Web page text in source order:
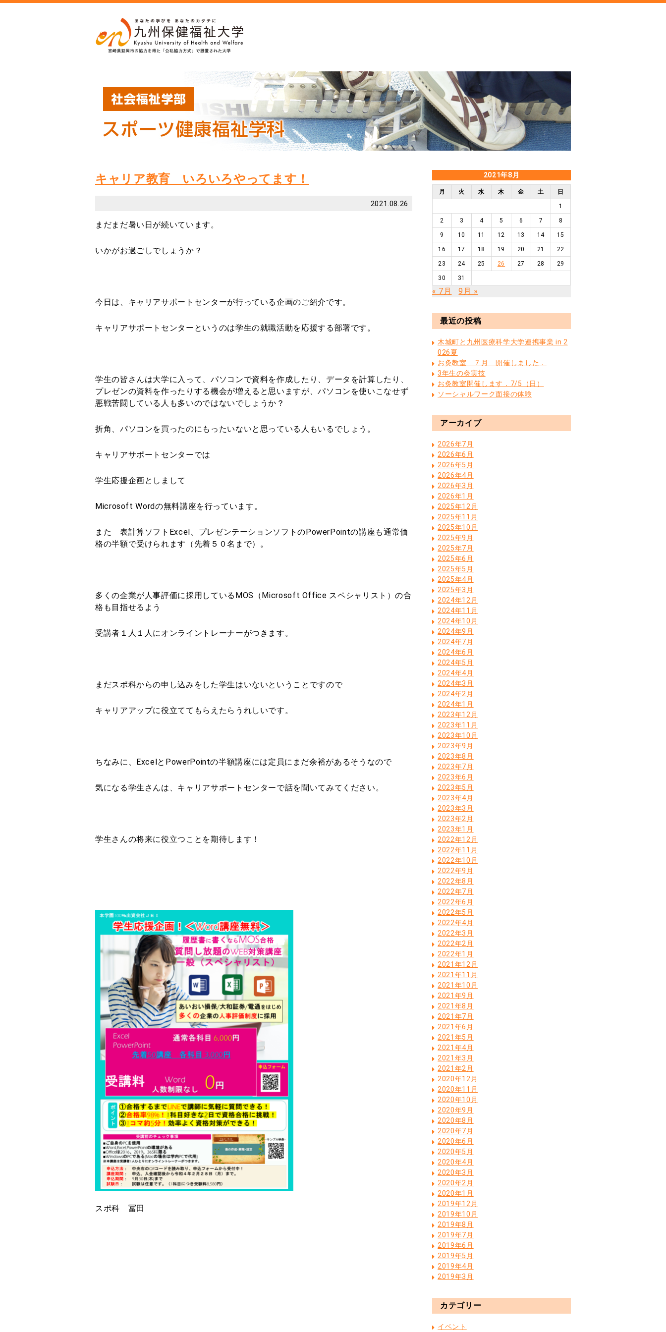
キャリア教育 いろいろやってます！
2021.08.26
まだまだ暑い日が続いています。
いかがお過ごしでしょうか？
今日は、キャリアサポートセンターが行っている企画のご紹介です。
キャリアサポートセンターというのは学生の就職活動を応援する部署です。
学生の皆さんは大学に入って、パソコンで資料を作成したり、データを計算したり、
プレゼンの資料を作ったりする機会が増えると思いますが、パソコンを使いこなせず
悪戦苦闘している人も多いのではないでしょうか？
折角、パソコンを買ったのにもったいないと思っている人もいるでしょう。
キャリアサポートセンターでは
学生応援企画としまして
Microsoft Wordの無料講座を行っています。
また 表計算ソフトExcel、プレゼンテーションソフトのPowerPointの講座も通常価
格の半額で受けられます（先着５０名まで）。
多くの企業が人事評価に採用しているMOS（Microsoft Office スペシャリスト）の合
格も目指せるよう
受講者１人１人にオンライントレーナーがつきます。
まだスポ科からの申し込みをした学生はいないということですので
キャリアアップに役立ててもらえたらうれしいです。
ちなみに、ExcelとPowerPointの半額講座には定員にまだ余裕があるそうなので
気になる学生さんは、キャリアサポートセンターで話を聞いてみてください。
学生さんの将来に役立つことを期待します！
スポ科 冨田
2021年8月
月 火 水 木 金 土 日
1
2 3 4 5 6 7 8
9 10 11 12 13 14 15
16 17 18 19 20 21 22
23 24 25 26 27 28 29
30 31
« 7月 9月 »
最近の投稿
木城町と九州医療科学大学連携事業 in 2
026夏
お灸教室 ７月 開催しました．
3年生の灸実技
お灸教室開催します．7/5（日）
ソーシャルワーク面接の体験
アーカイブ
2026年7月
2026年6月
2026年5月
2026年4月
2026年3月
2026年1月
2025年12月
2025年11月
2025年10月
2025年9月
2025年7月
2025年6月
2025年5月
2025年4月
2025年3月
2024年12月
2024年11月
2024年10月
2024年9月
2024年7月
2024年6月
2024年5月
2024年4月
2024年3月
2024年2月
2024年1月
2023年12月
2023年11月
2023年10月
2023年9月
2023年8月
2023年7月
2023年6月
2023年5月
2023年4月
2023年3月
2023年2月
2023年1月
2022年12月
2022年11月
2022年10月
2022年9月
2022年8月
2022年7月
2022年6月
2022年5月
2022年4月
2022年3月
2022年2月
2022年1月
2021年12月
2021年11月
2021年10月
2021年9月
2021年8月
2021年7月
2021年6月
2021年5月
2021年4月
2021年3月
2021年2月
2020年12月
2020年11月
2020年10月
2020年9月
2020年8月
2020年7月
2020年6月
2020年5月
2020年4月
2020年3月
2020年2月
2020年1月
2019年12月
2019年10月
2019年8月
2019年7月
2019年6月
2019年5月
2019年4月
2019年3月
カテゴリー
イベント